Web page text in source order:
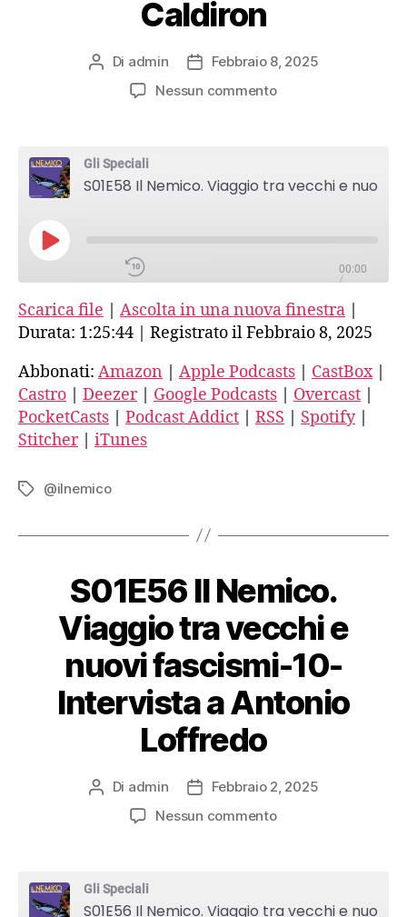
Podcast Addict
Spotify
Stitcher
RSS FEED
Caldiron
Autore
articolo
Di admin
DataFebbraio 8, 2025
Nessun commentosu
tra
Intervista
a
Caldiron
Gli Speciali
PLAY
EPISODE
1X
00:00
/
1:25:44
SUBSCRIBE
SHARE
Apple Podcasts
CastBox
Castro
Google Podcasts
Overcast
Podcast Addict
Spotify
SHARE
LINK
EMBED
Scarica file | Ascolta in una nuova finestra |
Durata: 1:25:44 | Registrato il Febbraio 8, 2025
Abbonati: Amazon | Apple Podcasts | CastBox|
Castro | Deezer| Google Podcasts | Overcast |
PocketCasts | Podcast Addict | RSS | Spotify|
Stitcher| iTunes
Tag @ilnemico
S01E56 Il Nemico.
Viaggio tra vecchi e
nuovi fascismi-10-
Intervista a Antonio
Loffredo
Autore
articolo
Di admin
DataFebbraio 2, 2025
Nessun commentosu
Gli Speciali